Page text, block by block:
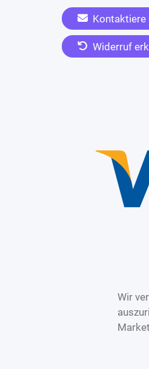
Kontaktiere
Widerruf
Wir